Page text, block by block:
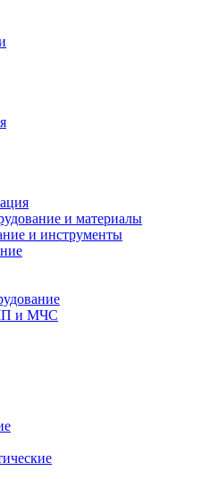
и материалы
и инструменты
и МЧС